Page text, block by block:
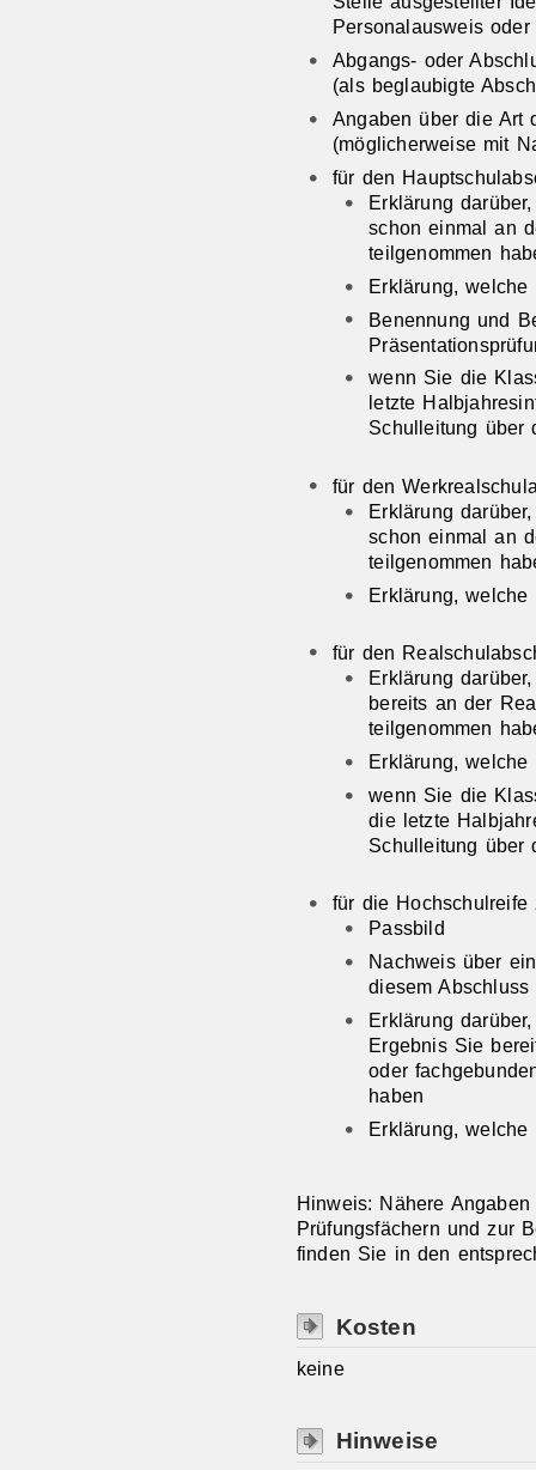
Personalausweis
Abgangs- oder
(als beglaubigte
Angaben über die Art
(möglicherweise mit
für den
Erklärung
schon einmal an
teilgenommen
Erklärung,
Benennung und
wenn Sie die
letzte
Schulleitung über
für den
Erklärung
schon einmal an
teilgenommen
Erklärung,
für den
Erklärung
bereits an der
teilgenommen
Erklärung,
wenn Sie die
die letzte
Schulleitung über
für die Hochschulreife
Passbild
Nachweis über
diesem
Erklärung
Ergebnis Sie
oder
haben
Erklärung,
Hinweis: Nähere
Prüfungsfächern und zur
finden Sie in den
Kosten
keine
Hinweise